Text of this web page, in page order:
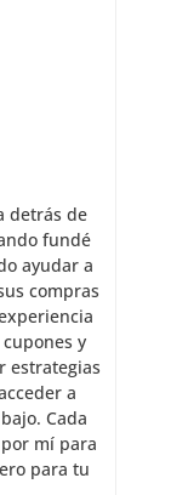
detrás de
fundé
ayudar a
compras
y
estrategias
a
Cada
mí para
para tu